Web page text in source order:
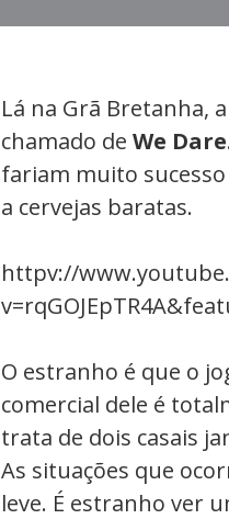
Lá na Grã Bretanha, a
chamado de We Dare
fariam muito
a cervejas baratas.
httpv://
O estranho é que o
comercial dele é
trata de dois casais
As situações que
leve. É estranho ver